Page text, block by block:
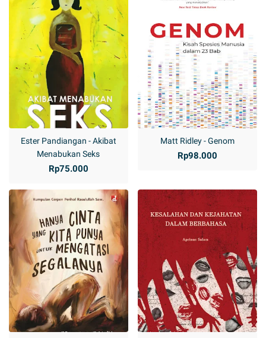
Ester Pandiangan - Akibat
Menabukan Seks
Rp75.000
Matt Ridley - Genom
Rp98.000